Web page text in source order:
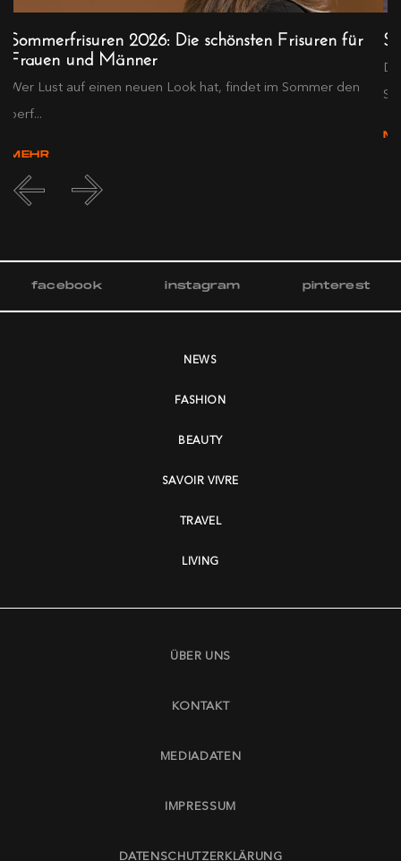
Sommerfrisuren 2026: Die schönsten Frisuren für
Frauen und Männer
Wer Lust auf einen neuen Look hat, findet im Sommer den
perf...
MEHR
facebook instagram pinterest
NEWS
FASHION
BEAUTY
SAVOIR VIVRE
TRAVEL
LIVING
ÜBER UNS
KONTAKT
MEDIADATEN
IMPRESSUM
DATENSCHUTZERKLÄRUNG